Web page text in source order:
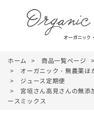
ホーム 商品一覧ページ
オーガニック・無農薬ほ
ジュース定期便
宮垣さん高見さんの無添
ースミックス